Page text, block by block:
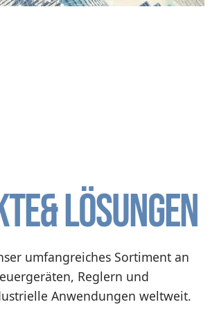
& Lösungen
umfangreiches Sortiment an
Reglern und
Anwendungen weltweit.